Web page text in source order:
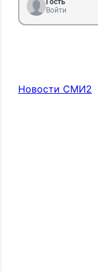
Гость
Войти
Новости СМИ2